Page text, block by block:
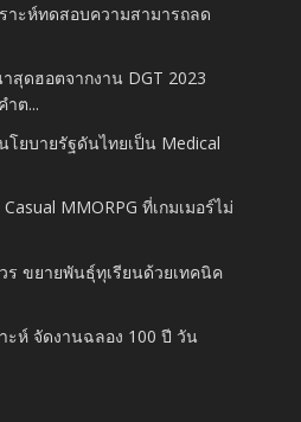
าะห์ทดสอบความสามารถลด
สุดฮอตจากงาน DGT 2023
ำต...
โยบายรัฐดันไทยเป็น Medical
MMORPG ที่เกมเมอร์ไม่
ร ขยายพันธุ์ทุเรียนด้วยเทคนิค
ะห์ จัดงานฉลอง 100 ปี วัน